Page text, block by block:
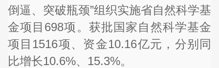
倒逼、突破瓶颈”组织实施省自然科学基
金项目698项。获批国家自然科学基金
项目1516项、资金10.16亿元，分别同
比增长10.6%、15.3%。